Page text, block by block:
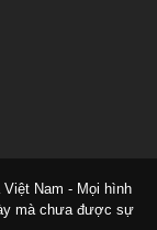
Nam - Mọi hình
mà chưa được sự